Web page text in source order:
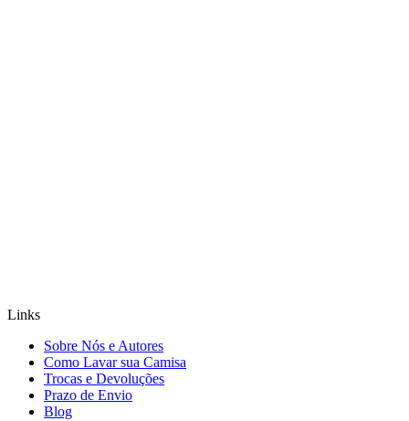
Links
Sobre Nós e Autores
Como Lavar sua Camisa
Trocas e Devoluções
Prazo de Envio
Blog